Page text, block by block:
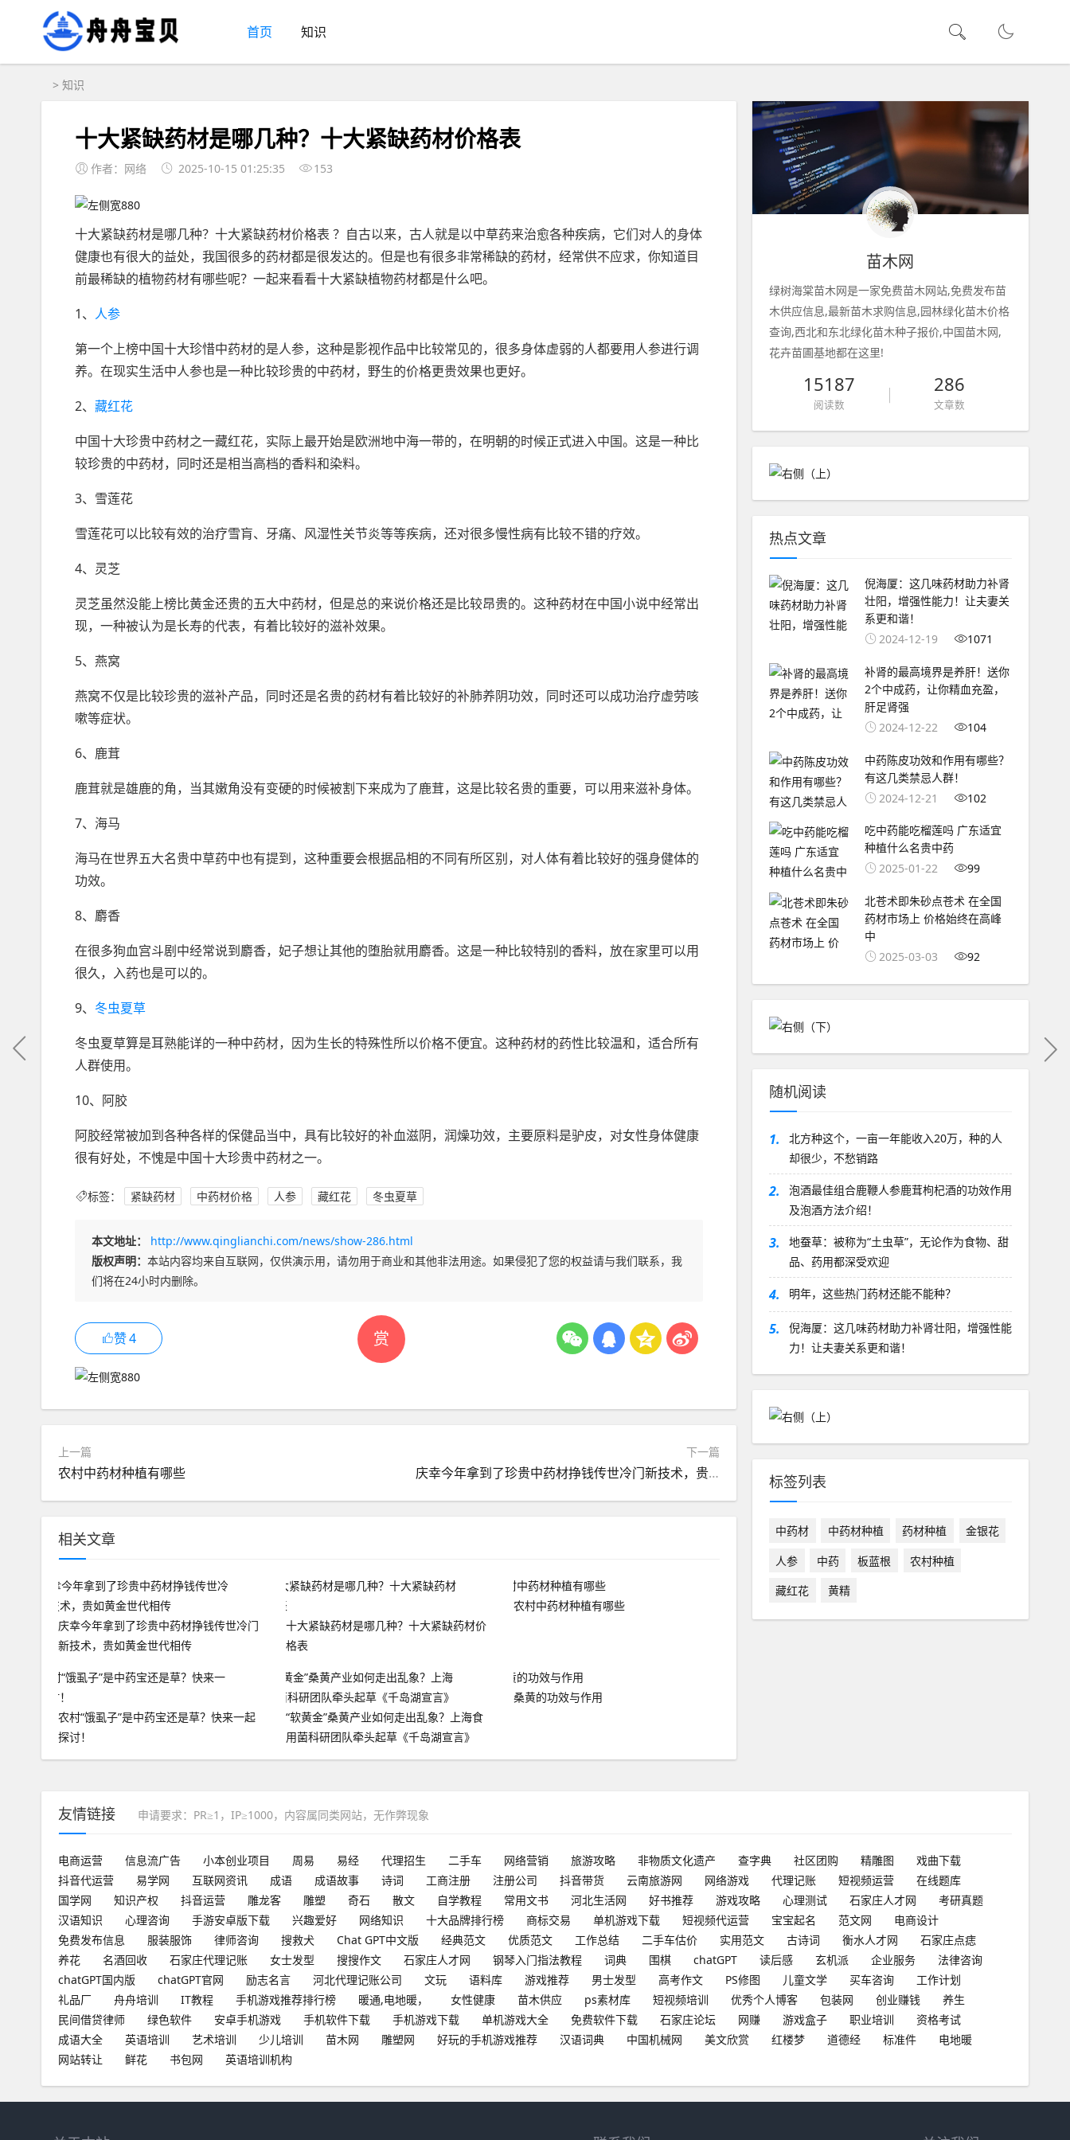
首页 知识
> 知识
十大紧缺药材是哪几种？十大紧缺药材价格表
作者：网络 2025-10-15 01:25:35 153
十大紧缺药材是哪几种？十大紧缺药材价格表 ？自古以来，古人就是以中草药来治愈各种疾病，它们对人的身体
健康也有很大的益处，我国很多的药材都是很发达的。但是也有很多非常稀缺的药材，经常供不应求，你知道目
前最稀缺的植物药材有哪些呢？一起来看看十大紧缺植物药材都是什么吧。
1、 人参
第一个上榜中国十大珍惜中药材的是人参，这种是影视作品中比较常见的，很多身体虚弱的人都要用人参进行调
养。在现实生活中人参也是一种比较珍贵的中药材，野生的价格更贵效果也更好。
2、 藏红花
中国十大珍贵中药材之一藏红花，实际上最开始是欧洲地中海一带的，在明朝的时候正式进入中国。这是一种比
较珍贵的中药材，同时还是相当高档的香料和染料。
3、雪莲花
雪莲花可以比较有效的治疗雪肓、牙痛、风湿性关节炎等等疾病，还对很多慢性病有比较不错的疗效。
4、灵芝
灵芝虽然没能上榜比黄金还贵的五大中药材，但是总的来说价格还是比较昂贵的。这种药材在中国小说中经常出
现，一种被认为是长寿的代表，有着比较好的滋补效果。
5、燕窝
燕窝不仅是比较珍贵的滋补产品，同时还是名贵的药材有着比较好的补肺养阴功效，同时还可以成功治疗虚劳咳
嗽等症状。
6、鹿茸
鹿茸就是雄鹿的角，当其嫩角没有变硬的时候被割下来成为了鹿茸，这是比较名贵的重要，可以用来滋补身体。
7、海马
海马在世界五大名贵中草药中也有提到，这种重要会根据品相的不同有所区别，对人体有着比较好的强身健体的
功效。
8、麝香
在很多狗血宫斗剧中经常说到麝香，妃子想让其他的堕胎就用麝香。这是一种比较特别的香料，放在家里可以用
很久，入药也是可以的。
9、 冬虫夏草
冬虫夏草算是耳熟能详的一种中药材，因为生长的特殊性所以价格不便宜。这种药材的药性比较温和，适合所有
人群使用。
10、阿胶
阿胶经常被加到各种各样的保健品当中，具有比较好的补血滋阴，润燥功效，主要原料是驴皮，对女性身体健康
很有好处，不愧是中国十大珍贵中药材之一。
标签： 紧缺药材 中药材价格 人参 藏红花 冬虫夏草
赏
本文地址：
http://www.qinglianchi.com/news/show-286.html
版权声明： 本站内容均来自互联网，仅供演示用，请勿用于商业和其他非法用途。如果侵犯了您的权益请与我们联系，我
们将在24小时内删除。
赞4
上一篇
农村中药材种植有哪些
下一篇
庆幸今年拿到了珍贵中药材挣钱传世冷门新技术，贵如黄金世代相传
相关文章
庆幸今年拿到了珍贵中药材挣钱传世冷门
新技术，贵如黄金世代相传
十大紧缺药材是哪几种？十大紧缺药材价
格表
农村中药材种植有哪些
农村“饿虱子”是中药宝还是草？快来一起
探讨！
“软黄金”桑黄产业如何走出乱象？上海食
用菌科研团队牵头起草《千岛湖宣言》
桑黄的功效与作用
苗木网
绿树海棠苗木网是一家免费苗木网站,免费发布苗
木供应信息,最新苗木求购信息,园林绿化苗木价格
查询,西北和东北绿化苗木种子报价,中国苗木网,
花卉苗圃基地都在这里!
15187
阅读数
286
文章数
热点文章
倪海厦：这几味药材助力补肾
壮阳，增强性能力！让夫妻关
系更和谐！
2024-12-19
1071
补肾的最高境界是养肝！送你
2个中成药，让你精血充盈，
肝足肾强
2024-12-22
104
中药陈皮功效和作用有哪些？
有这几类禁忌人群！
2024-12-21
102
吃中药能吃榴莲吗 广东适宜
种植什么名贵中药
2025-01-22
99
北苍术即朱砂点苍术 在全国
药材市场上 价格始终在高峰
中
2025-03-03
92
随机阅读
1.
北方种这个，一亩一年能收入20万，种的人
却很少，不愁销路
2.
泡酒最佳组合鹿鞭人参鹿茸枸杞酒的功效作用
及泡酒方法介绍！
3.
地蚕草：被称为“土虫草”，无论作为食物、甜
品、药用都深受欢迎
4. 明年，这些热门药材还能不能种？
5.
倪海厦：这几味药材助力补肾壮阳，增强性能
力！让夫妻关系更和谐！
标签列表
中药材 中药材种植 药材种植
金银花
人参
中药 板蓝根
农村种植
藏红花
黄精
友情链接 申请要求：PR≥1，IP≥1000，内容属同类网站，无作弊现象
电商运营 信息流广告 小本创业项目 周易 易经 代理招生 二手车 网络营销 旅游攻略 非物质文化遗产 查字典 社区团购 精雕图
戏曲下载
抖音代运营
易学网 互联网资讯 成语 成语故事 诗词 工商注册 注册公司 抖音带货 云南旅游网 网络游戏 代理记账 短视频运营
在线题库
国学网
知识产权 抖音运营 雕龙客 雕塑 奇石 散文 自学教程 常用文书 河北生活网 好书推荐 游戏攻略 心理测试 石家庄人才网
考研真题
汉语知识
心理咨询 手游安卓版下载 兴趣爱好 网络知识 十大品牌排行榜 商标交易 单机游戏下载 短视频代运营 宝宝起名 范文网
电商设计
免费发布信息
服装服饰 律师咨询 搜救犬 Chat GPT中文版 经典范文 优质范文 工作总结 二手车估价 实用范文 古诗词 衡水人才网
石家庄点痣
养花
名酒回收 石家庄代理记账 女士发型 搜搜作文 石家庄人才网 钢琴入门指法教程 词典 围棋 chatGPT 读后感 玄机派 企业服务
法律咨询
chatGPT国内版
chatGPT官网 励志名言 河北代理记账公司 文玩 语料库 游戏推荐 男士发型 高考作文 PS修图 儿童文学 买车咨询
工作计划
礼品厂
舟舟培训 IT教程 手机游戏推荐排行榜 暖通,电地暖， 女性健康 苗木供应 ps素材库 短视频培训 优秀个人博客 包装网 创业赚钱
养生
民间借贷律师
绿色软件 安卓手机游戏 手机软件下载 手机游戏下载 单机游戏大全 免费软件下载 石家庄论坛 网赚 游戏盒子 职业培训
资格考试
成语大全
英语培训 艺术培训 少儿培训 苗木网 雕塑网 好玩的手机游戏推荐 汉语词典 中国机械网 美文欣赏 红楼梦 道德经 标准件
电地暖
网站转让
鲜花 书包网 英语培训机构